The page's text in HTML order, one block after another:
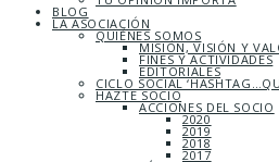
BLOG
LA ASOCIACIÓN
QUIÉNES SOMOS
MISIÓN, VISIÓN Y
FINES Y ACTIVIDADES
EDITORIALES
CICLO SOCIAL
HAZTE SOCIO
ACCIONES DEL SOCIO
2020
2019
2018
2017